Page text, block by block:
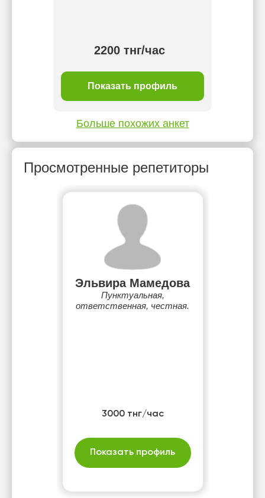
2200 тнг/час
Показать профиль
Больше похожих анкет
Просмотренные репетиторы
Эльвира Мамедова
Пунктуальная,
ответственная, честная.
3000 тнг/час
Показать профиль